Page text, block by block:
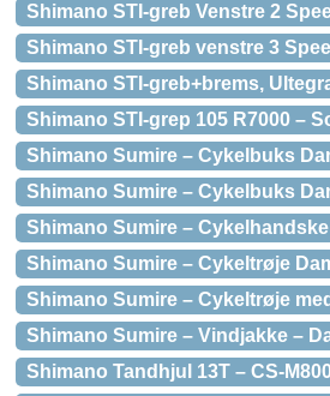
Shimano STI-greb Venstre 2
Shimano STI-greb venstre 3
Shimano STI-greb+brems,
Shimano STI-grep 105 R7000 –
Shimano Sumire – Cykelbuks
Shimano Sumire – Cykelbuks
Shimano Sumire –
Shimano Sumire – Cykeltrøje
Shimano Sumire – Cykeltrøje
Shimano Sumire – Vindjakke –
Shimano Tandhjul 13T – CS-